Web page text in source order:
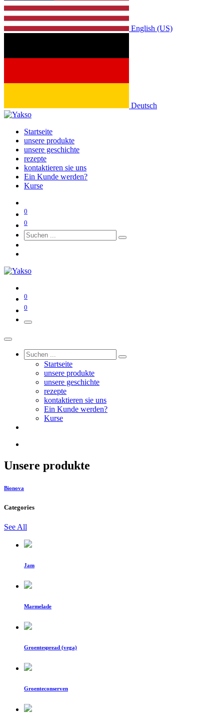
English (US)
Deutsch
Startseite
unsere produkte
unsere geschichte
rezepte
kontaktieren sie uns
Ein Kunde werden?
Kurse
0
0
0
0
Startseite
unsere produkte
unsere geschichte
rezepte
kontaktieren sie uns
Ein Kunde werden?
Kurse
Unsere produkte
Bionova
Categories
See All
Jam
Marmelade
Groentespread (vega)
Groenteconserven